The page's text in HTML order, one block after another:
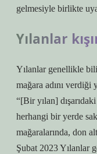
gelmesiyle birlikte
Yılanlar
Yılanlar genellikle
mağara adını verdiği
“[Bir yılan]
herhangi bir yerde
mağaralarında, don
Şubat 2023 Yılanlar